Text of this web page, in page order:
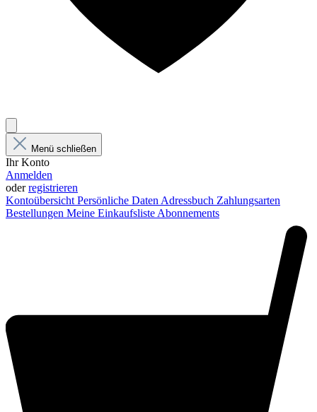
Menü schließen
Ihr Konto
Anmelden
oderregistrieren
Kontoübersicht Persönliche Daten Adressbuch Zahlungsarten
Bestellungen Meine Einkaufsliste Abonnements